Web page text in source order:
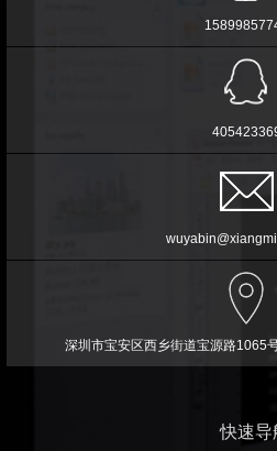
深圳市宝安区西乡街道宝源路1065
快速导